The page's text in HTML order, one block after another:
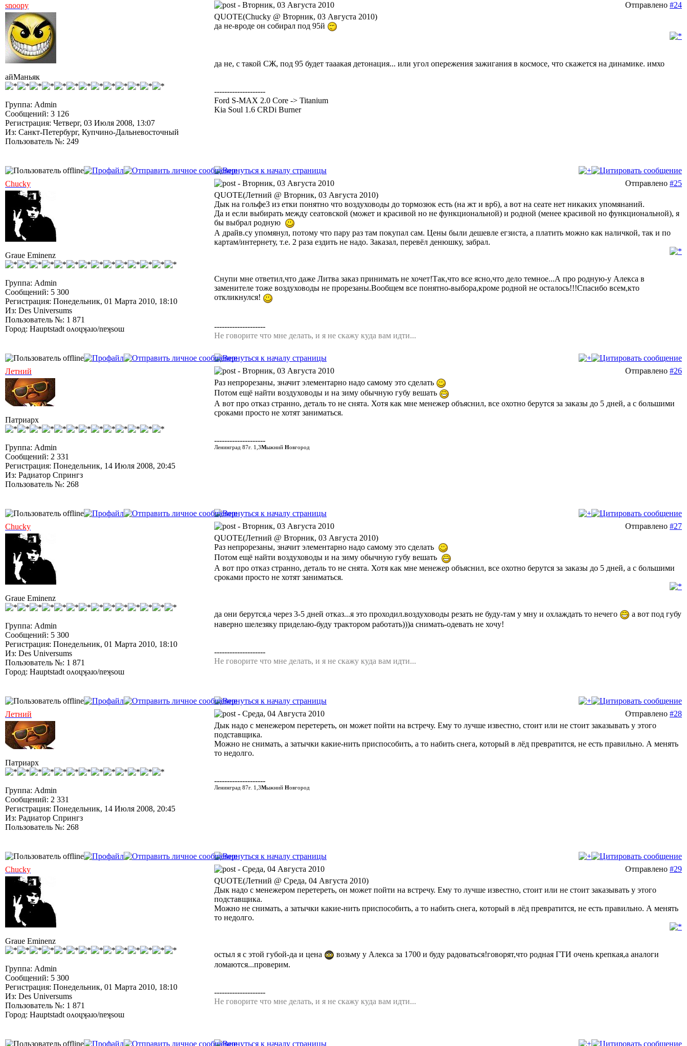
snoopy - Вторник, 03 Августа 2010 Отправлено #24
айМаньяк
Группа: Admin
Сообщений: 3 126
Регистрация: Четверг, 03 Июля 2008, 13:07
Из: Санкт-Петербург, Купчино-Дальневосточный
Пользователь №: 249
QUOTE(Chucky @ Вторник, 03 Августа 2010)
да не-вроде он собирал под 95й
да не, с такой СЖ, под 95 будет тааакая детонация... или угол опережения зажигания в космосе, что скажется на динамике. имхо
--------------------
Ford S-MAX 2.0 Core -> Titanium
Kia Soul 1.6 CRDi Burner
Chucky - Вторник, 03 Августа 2010 Отправлено #25
Graue Eminenz
Группа: Admin
Сообщений: 5 300
Регистрация: Понедельник, 01 Марта 2010, 18:10
Из: Des Universums
Пользователь №: 1 871
Город: Hauptstadt oʌoɥʞǝɹo/nɐʞsoɯ
QUOTE(Летний @ Вторник, 03 Августа 2010)
Дык на гольфе3 из етки понятно что воздуховоды до тормозюк есть (на жт и вр6), а вот на сеате нет никаких упомянаний.
Да и если выбирать между сеатовской (может и красивой но не функциональной) и родной (менее красивой но функциональной), я
бы выбрал родную
А драйв.су упомянул, потому что пару раз там покупал сам. Цены были дешевле егзиста, а платить можно как наличкой, так и по
картам/интернету, т.е. 2 раза ездить не надо. Заказал, перевёл денюшку, забрал.
Снупи мне ответил,что даже Литва заказ принимать не хочет!Так,что все ясно,что дело темное...А про родную-у Алекса в
заменителе тоже воздуховоды не прорезаны.Вообщем все понятно-выбора,кроме родной не осталось!!!Спасибо всем,кто
откликнулся!
--------------------
Не говорите что мне делать, и я не скажу куда вам идти...
Летний - Вторник, 03 Августа 2010 Отправлено #26
Патриарх
Группа: Admin
Сообщений: 2 331
Регистрация: Понедельник, 14 Июля 2008, 20:45
Из: Радиатор Спрингз
Пользователь №: 268
Раз непрорезаны, значит элементарно надо самому это сделать
Потом ещё найти воздуховоды и на зиму обычную губу вешать
А вот про отказ странно, деталь то не снята. Хотя как мне менежер объяснил, все охотно берутся за заказы до 5 дней, а с большими
сроками просто не хотят заниматься.
--------------------
Ленинград 87г. 1,3Мыжний Новгород
Chucky - Вторник, 03 Августа 2010 Отправлено #27
Graue Eminenz
Группа: Admin
Сообщений: 5 300
Регистрация: Понедельник, 01 Марта 2010, 18:10
Из: Des Universums
Пользователь №: 1 871
Город: Hauptstadt oʌoɥʞǝɹo/nɐʞsoɯ
QUOTE(Летний @ Вторник, 03 Августа 2010)
Раз непрорезаны, значит элементарно надо самому это сделать
Потом ещё найти воздуховоды и на зиму обычную губу вешать
А вот про отказ странно, деталь то не снята. Хотя как мне менежер объяснил, все охотно берутся за заказы до 5 дней, а с большими
сроками просто не хотят заниматься.
да они берутся,а через 3-5 дней отказ...я это проходил.воздуховоды резать не буду-там у мну и охлаждать то нечего
а вот под губу
наверно шелезяку приделаю-буду трактором работать)))а снимать-одевать не хочу!
--------------------
Не говорите что мне делать, и я не скажу куда вам идти...
Летний - Среда, 04 Августа 2010 Отправлено #28
Патриарх
Группа: Admin
Сообщений: 2 331
Регистрация: Понедельник, 14 Июля 2008, 20:45
Из: Радиатор Спрингз
Пользователь №: 268
Дык надо с менежером перетереть, он может пойти на встречу. Ему то лучше известно, стоит или не стоит заказывать у этого
подставщика.
Можно не снимать, а затычки какие-нить приспособить, а то набить снега, который в лёд превратится, не есть правильно. А менять
то недолго.
--------------------
Ленинград 87г. 1,3Мыжний Новгород
Chucky - Среда, 04 Августа 2010 Отправлено #29
Graue Eminenz
Группа: Admin
Сообщений: 5 300
Регистрация: Понедельник, 01 Марта 2010, 18:10
Из: Des Universums
Пользователь №: 1 871
Город: Hauptstadt oʌoɥʞǝɹo/nɐʞsoɯ
QUOTE(Летний @ Среда, 04 Августа 2010)
Дык надо с менежером перетереть, он может пойти на встречу. Ему то лучше известно, стоит или не стоит заказывать у этого
подставщика.
Можно не снимать, а затычки какие-нить приспособить, а то набить снега, который в лёд превратится, не есть правильно. А менять
то недолго.
остыл я с этой губой-да и цена
возьму у Алекса за 1700 и буду радоваться!говорят,что родная ГТИ очень крепкая,а аналоги
ломаются...проверим.
--------------------
Не говорите что мне делать, и я не скажу куда вам идти...